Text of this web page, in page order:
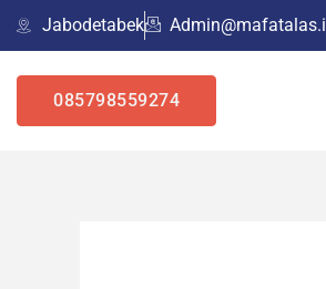
Skip
content
Jabodetabek